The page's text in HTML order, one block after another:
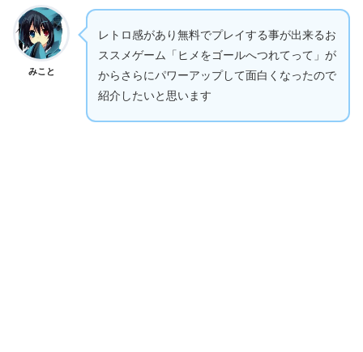
みこと
レトロ感があり無料でプレイする事が出来るお
ススメゲーム「ヒメをゴールへつれてって」が
からさらにパワーアップして面白くなったので
紹介したいと思います